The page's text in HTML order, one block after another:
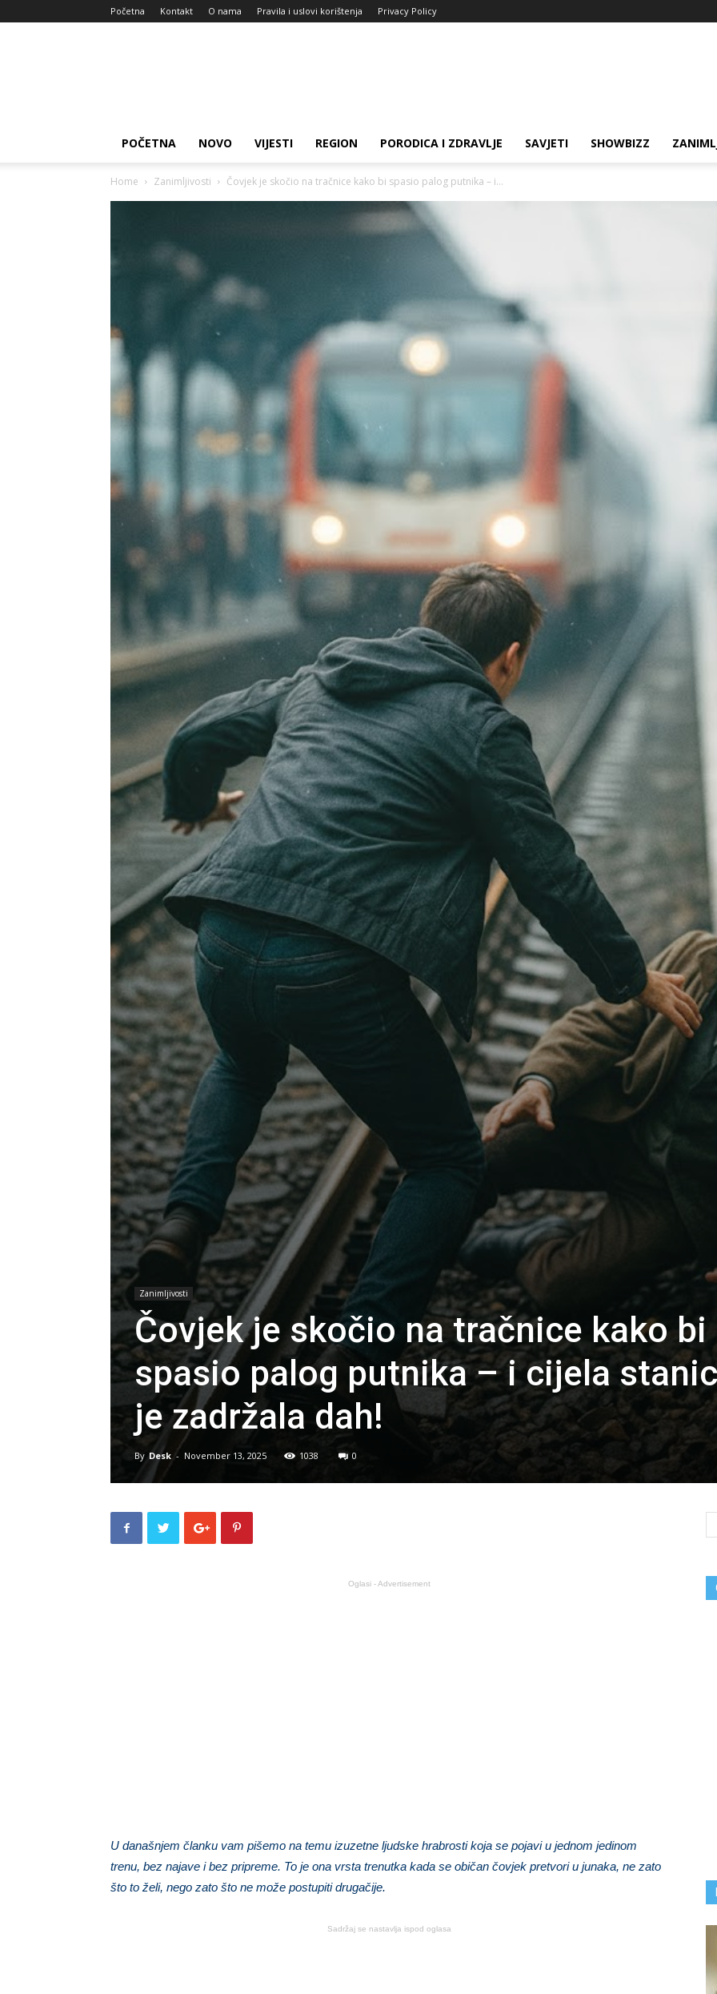
Početna Kontakt O nama Pravila i uslovi korištenja Privacy Policy
POČETNA NOVO VIJESTI REGION PORODICA I ZDRAVLJE SAVJETI SHOWBIZZ
Home Zanimljivosti Čovjek je skočio na tračnice kako bi spasio palog putnika – i...
Zanimljivosti
Čovjek je skočio na tračnice kako bi
spasio palog putnika – i cijela
je zadržala dah!
By Desk - November 13, 2025 1038 0
Oglasi - Advertisement
U današnjem članku vam pišemo na temu izuzetne ljudske hrabrosti koja se pojavi u jednom jedinom
trenu, bez najave i bez pripreme. To je ona vrsta trenutka kada se običan čovjek pretvori u junaka, ne zato
što to želi, nego zato što ne može postupiti drugačije.
Sadržaj se nastavlja ispod oglasa